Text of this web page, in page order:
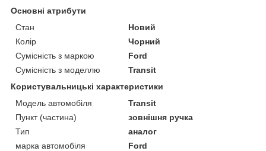
Основні атрибути
Стан
Новий
Колір
Чорний
Сумісність з маркою
Ford
Сумісність з моделлю
Transit
Користувальницькі характеристики
Модель автомобіля
Transit
Пункт (частина)
зовнішня ручка
Тип
аналог
марка автомобіля
Ford